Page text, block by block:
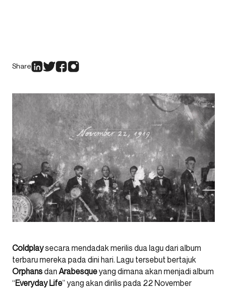
Share
Coldplaysecara mendadak merilis dua lagu dari album
terbaru mereka pada dini hari. Lagu tersebut bertajuk
Orphansdan Arabesqueyang dimana akan menjadi album
“Everyday Life” yang akan dirilis pada 22 November